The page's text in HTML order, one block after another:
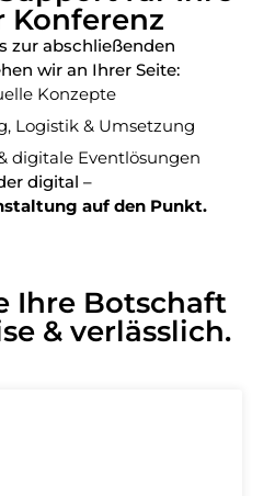
Konferenz
zur abschließenden
wir an Ihrer Seite:
Konzepte
Logistik & Umsetzung
digitale Eventlösungen
digital –
auf den Punkt.
Ihre Botschaft
& verlässlich.